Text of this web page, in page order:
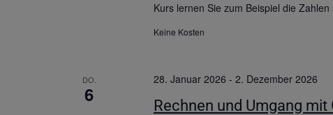
Kurs lernen Sie zum Beispiel die
Keine Kosten
DO.
6
Rechnen und Umgang
28. Januar 2026 - 2. Dezember 2026